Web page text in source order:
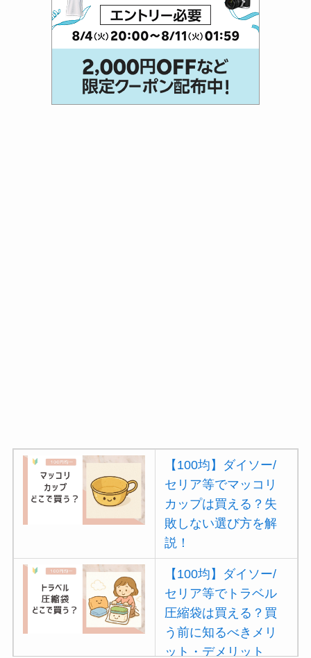
【100均】ダイソー/
セリア等でマッコリ
カップは買える？失
敗しない選び方を解
説！
【100均】ダイソー/
セリア等でトラベル
圧縮袋は買える？買
う前に知るべきメリ
ット・デメリット